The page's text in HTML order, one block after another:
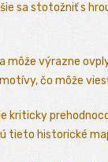
sa stotožniť s
môže výrazne
čo môže
kriticky
tieto historické